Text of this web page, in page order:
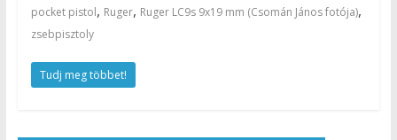
pocket pistol, Ruger, Ruger LC9s 9x19 mm (Csomán János fotója),
zsebpisztoly
Tudj meg többet!